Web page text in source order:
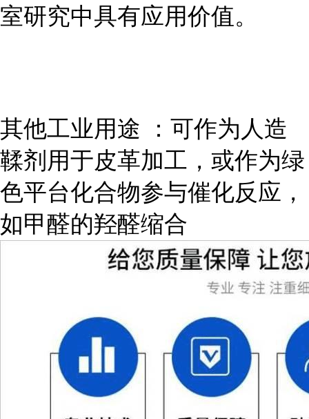
室研究中具有应用价值。
其他工业用途 ：可作为人造
鞣剂用于皮革加工，或作为绿
色平台化合物参与催化反应，
如甲醛的羟醛缩合